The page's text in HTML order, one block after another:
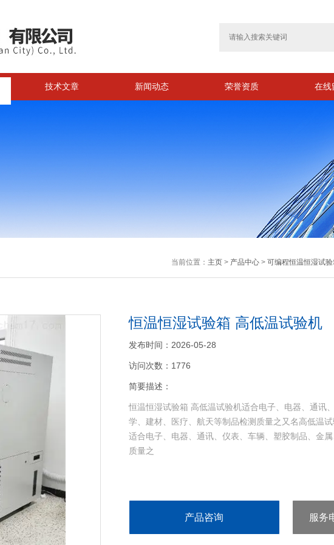
技术文章 新闻动态 荣誉资质 在线
当前位置： 主页> 产品中心> 可编程恒温恒湿试验
恒温恒湿试验箱 高低温试验机
发布时间：2026-05-28
访问次数：1776
简要描述：
恒温恒湿试验箱 高低温试验机适合电子、电器、通讯
学、建材、医疗、航天等制品检测质量之又名高低温
适合电子、电器、通讯、仪表、车辆、塑胶制品、金
质量之
产品咨询 服务